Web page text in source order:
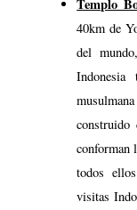
Templo
40km de
del
construido
conforman
todos
visitas